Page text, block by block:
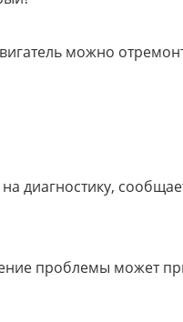
можно
диагностику,
проблемы может